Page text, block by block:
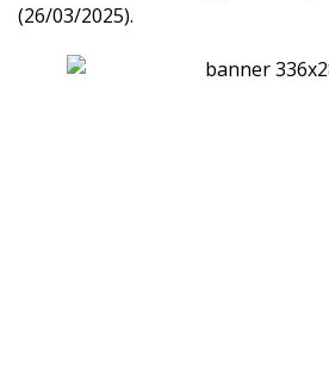
(26/03/2025).